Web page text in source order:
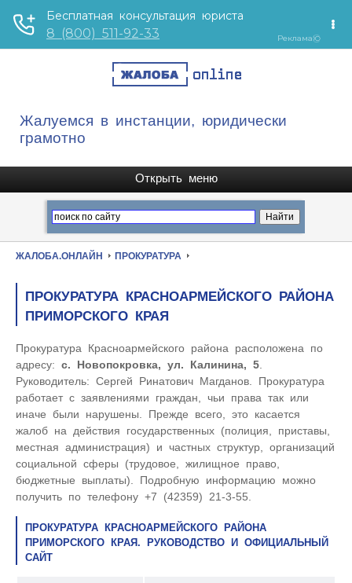
Жалуемся в инстанции, юридически
грамотно
ЖАЛОБА.ОНЛАЙН ПРОКУРАТУРА
ПРОКУРАТУРА КРАСНОАРМЕЙСКОГО РАЙОНА
ПРИМОРСКОГО КРАЯ
Прокуратура Красноармейского района расположена по
адресу: с. Новопокровка, ул. Калинина, 5
Руководитель: Сергей Ринатович Магданов. Прокуратура
работает с заявлениями граждан, чьи права так или
иначе были нарушены. Прежде всего, это касается
жалоб на действия государственных (полиция, приставы,
местная администрация) и частных структур, организаций
социальной сферы (трудовое, жилищное право,
бюджетные выплаты). Подробную информацию можно
получить по телефону +7 (42359) 21-3-55.
ПРОКУРАТУРА КРАСНОАРМЕЙСКОГО РАЙОНА
ПРИМОРСКОГО КРАЯ. РУКОВОДСТВО И ОФИЦИАЛЬНЫЙ
САЙТ